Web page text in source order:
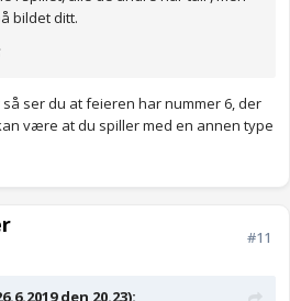
bildet ditt.
ser du at feieren har nummer 6, der
være at du spiller med en annen type
#11
den 20.23):